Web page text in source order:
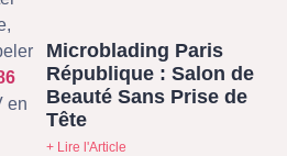
en
Microblading Paris
République : Salon de
Beauté Sans Prise de
Tête
+ Lire l'Article